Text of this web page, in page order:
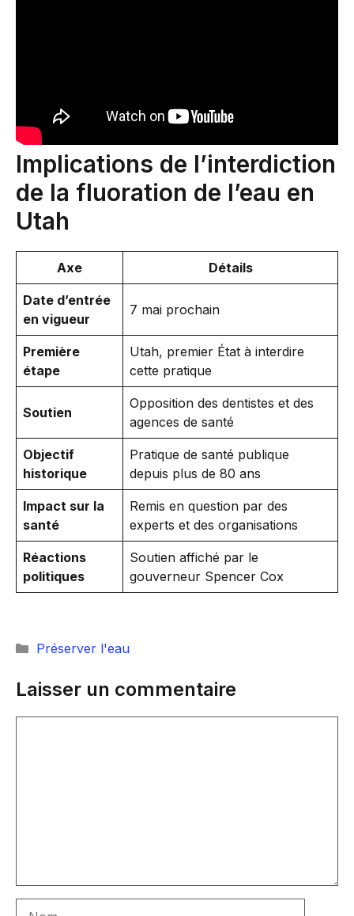
Implications de l’interdiction
de la fluoration de l’eau en
Utah
Axe Détails
Date d’entrée
en vigueur
7 mai prochain
Première
étape
Utah, premier État à interdire
cette pratique
Soutien
Opposition des dentistes et des
agences de santé
Objectif
historique
Pratique de santé publique
depuis plus de 80 ans
Impact sur la
santé
Remis en question par des
experts et des organisations
Réactions
politiques
Soutien affiché par le
gouverneur Spencer Cox
Catégories
Préserver l'eau
Laisser un commentaire